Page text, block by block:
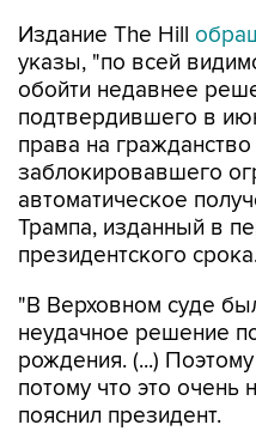
Издание The Hill
указы, "по всей
обойти недавнее
подтвердившего в
права на
заблокировавшего
автоматическое
Трампа, изданный в
президентского
"В Верховном суде
неудачное решение
рождения. (...)
потому что это очень
пояснил президент.